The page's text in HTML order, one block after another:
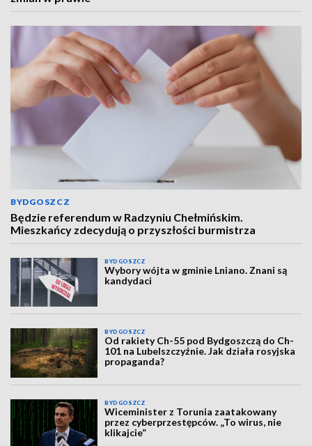
BYDGOSZCZ
Będzie referendum w Radzyniu Chełmińskim.
Mieszkańcy zdecydują o przyszłości burmistrza
BYDGOSZCZ
Wybory wójta w gminie Lniano. Znani są
kandydaci
BYDGOSZCZ
Od rakiety Ch-55 pod Bydgoszczą do Ch-
101 na Lubelszczyźnie. Jak działa rosyjska
propaganda?
BYDGOSZCZ
Wiceminister z Torunia zaatakowany
przez cyberprzestępców. „To wirus, nie
klikajcie”